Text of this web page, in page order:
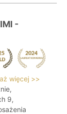
-
więcej >>
9,